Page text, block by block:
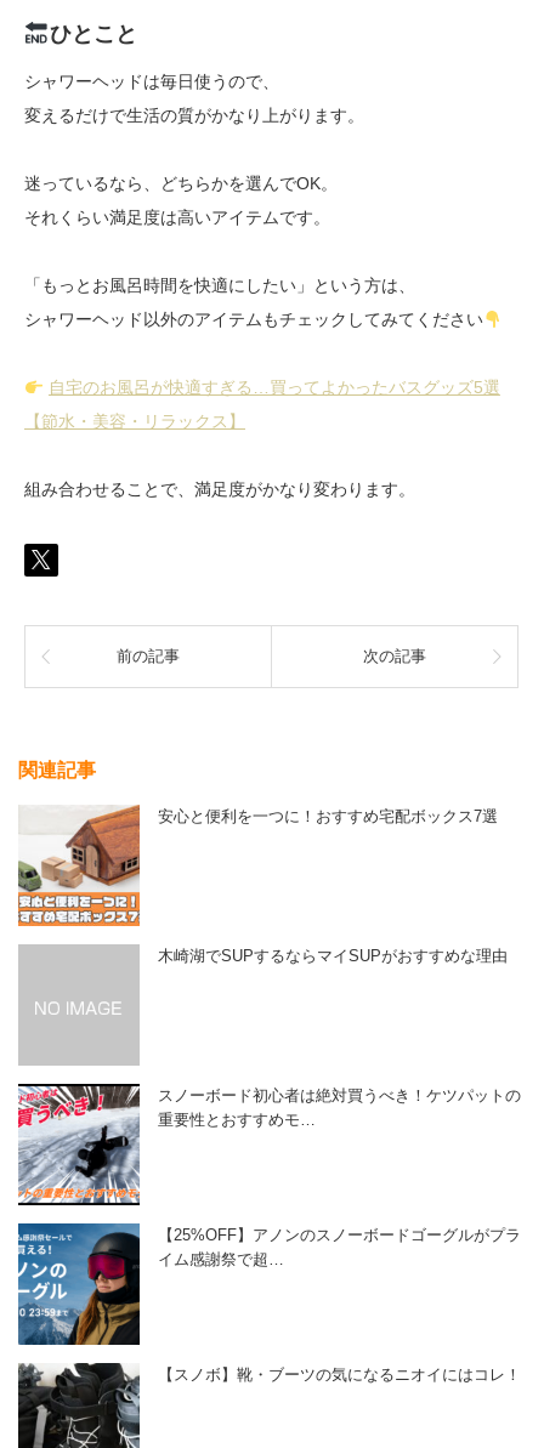
ひとこと
シャワーヘッドは毎日使うので、
変えるだけで生活の質がかなり上がります。
迷っているなら、どちらかを選んでOK。
それくらい満足度は高いアイテムです。
「もっとお風呂時間を快適にしたい」という方は、
シャワーヘッド以外のアイテムもチェックしてみてください
自宅のお風呂が快適すぎる…買ってよかったバスグッズ5選
【節水・美容・リラックス】
組み合わせることで、満足度がかなり変わります。
前の記事 次の記事
関連記事
安心と便利を一つに！おすすめ宅配ボックス7選
木崎湖でSUPするならマイSUPがおすすめな理由
スノーボード初心者は絶対買うべき！ケツパットの
重要性とおすすめモ…
【25%OFF】アノンのスノーボードゴーグルがプラ
イム感謝祭で超…
【スノボ】靴・ブーツの気になるニオイにはコレ！